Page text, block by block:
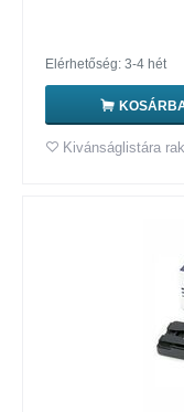
Elérhetőség: 3-4 hét
Kivánságlistára